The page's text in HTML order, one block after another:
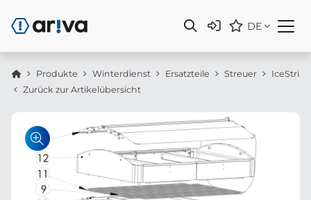
DE
Produkte Winterdienst Ersatzteile Streuer
Zurück zur Artikelübersicht